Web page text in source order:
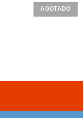
AGOTADO